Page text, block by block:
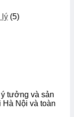
lý (5)
tưởng và sản
Hà Nội và toàn